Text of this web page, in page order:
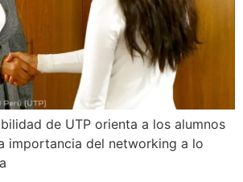
de UTP orienta a los alumnos
importancia del networking a lo